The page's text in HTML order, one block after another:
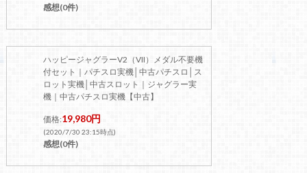
感想(0件)
ハッピージャグラーV2（VII）メダル不要機
付セット｜パチスロ実機│中古パチスロ│ス
ロット実機│中古スロット｜ジャグラー実
機｜中古パチスロ実機【中古】
価格:19,980円
(2020/7/30 23:15時点)
感想(0件)